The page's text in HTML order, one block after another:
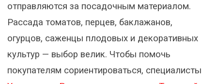
отправляются за посадочным материалом.
Рассада томатов, перцев, баклажанов,
огурцов, саженцы плодовых и декоративных
культур — выбор велик. Чтобы помочь
покупателям сориентироваться, специалисты